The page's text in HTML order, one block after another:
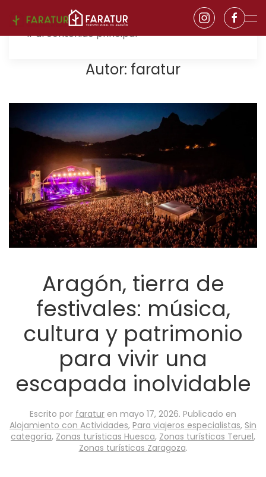
Ir al contenido principal
Autor: faratur
Aragón, tierra de
festivales: música,
cultura y patrimonio
para vivir una
escapada inolvidable
Escrito por faratur en mayo 17, 2026. Publicado en
Alojamiento con Actividades, Para viajeros especialistas, Sin
categoría, Zonas turísticas Huesca, Zonas turísticas Teruel,
Zonas turísticas Zaragoza.